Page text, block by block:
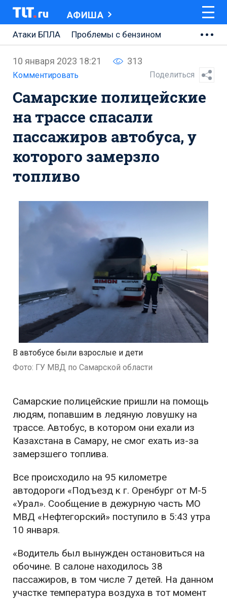
АФИША
Атаки БПЛА
Проблемы с бензином
Ремонт Центральной площади
Ремонт Обводного шоссе
Набережная Тольятти
Неделя Тольятти
10 января 2023 18:21 313
Комментировать Поделиться
Самарские полицейские
на трассе спасали
пассажиров автобуса, у
которого замерзло
топливо
В автобусе были взрослые и дети
Фото: ГУ МВД по Самарской области
Самарские полицейские пришли на помощь
людям, попавшим в ледяную ловушку на
трассе. Автобус, в котором они ехали из
Казахстана в Самару, не смог ехать из-за
замерзшего топлива.
Все происходило на 95 километре
автодороги «Подъезд к г. Оренбург от М-5
«Урал». Сообщение в дежурную часть МО
МВД «Нефтегорский» поступило в 5:43 утра
10 января.
«Водитель был вынужден остановиться на
обочине. В салоне находилось 38
пассажиров, в том числе 7 детей. На данном
участке температура воздуха в тот момент